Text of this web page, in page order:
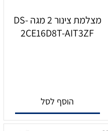
מצלמת צינור 2 מגה DS-
2CE16D8T-AIT3ZF
הוסף לסל